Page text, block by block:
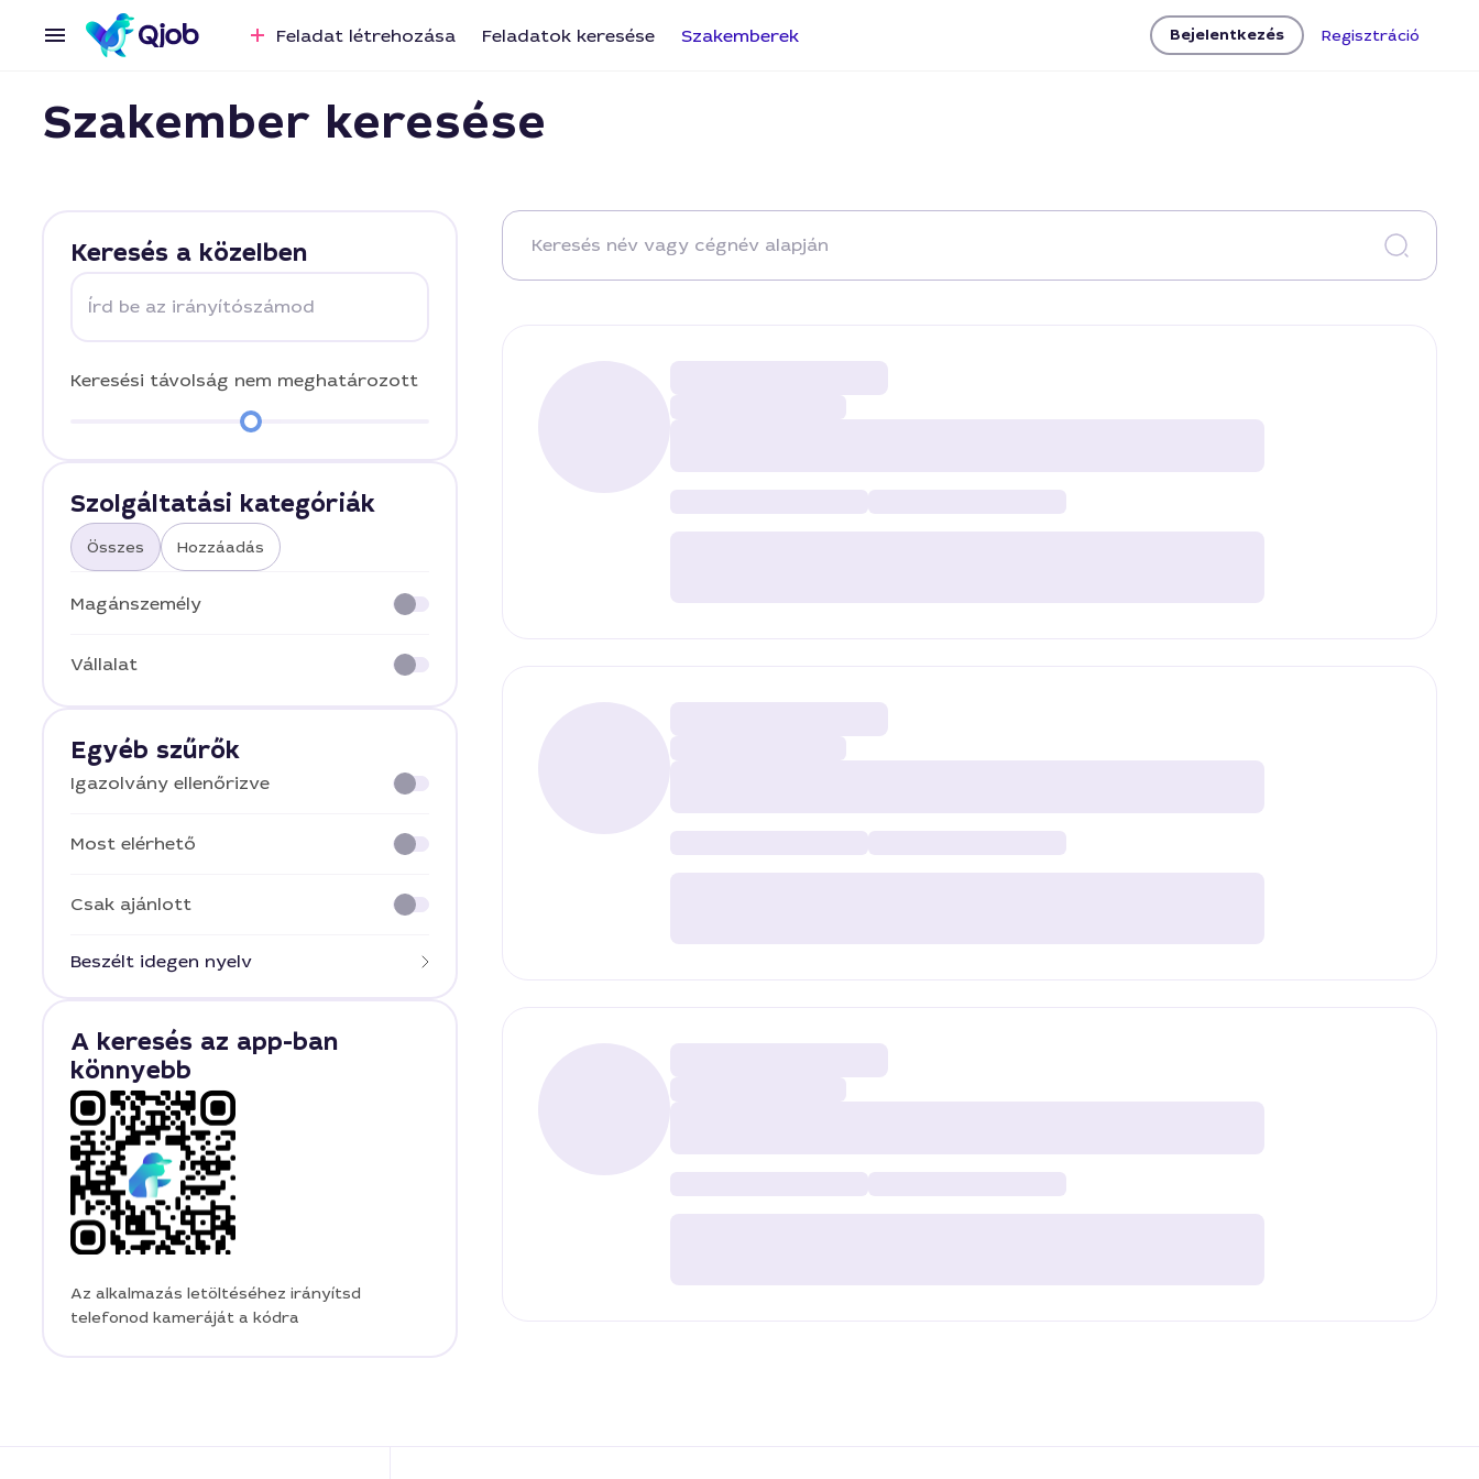
Feladat létrehozása Feladatok keresése Szakemberek Bejelentkezés Regisztráció
Szakember keresése
Keresés a közelben
Írd be az irányítószámod
Keresési távolság nem meghatározott
Szolgáltatási kategóriák
Összes Hozzáadás
Magánszemély
Vállalat
Egyéb szűrők
Igazolvány ellenőrizve
Most elérhető
Csak ajánlott
Beszélt idegen nyelv
A keresés az app-ban
könnyebb
Az alkalmazás letöltéséhez irányítsd
telefonod kameráját a kódra